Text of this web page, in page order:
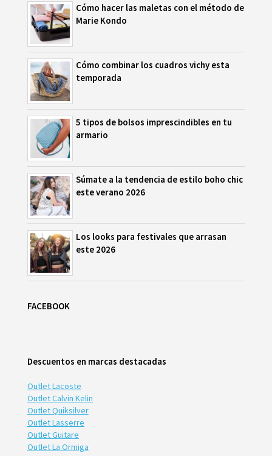
Cómo hacer las maletas con el método de
Marie Kondo
Cómo combinar los cuadros vichy esta
temporada
5 tipos de bolsos imprescindibles en tu
armario
Súmate a la tendencia de estilo boho chic
este verano 2026
Los looks para festivales que arrasan
este 2026
FACEBOOK
Descuentos en marcas destacadas
Outlet Lacoste
Outlet Calvin Kelin
Outlet Quiksilver
Outlet Lasserre
Outlet Guitare
Outlet La Ormiga